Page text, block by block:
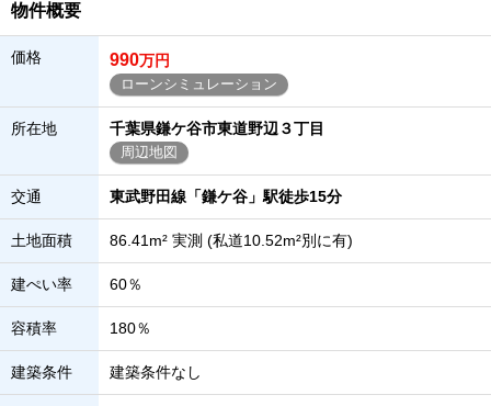
物件概要
価格 990万円
ローンシミュレーション
所在地 千葉県鎌ケ谷市東道野辺３丁目
周辺地図
交通 東武野田線「鎌ケ谷」駅徒歩15分
土地面積 86.41m² 実測 (私道10.52m²別に有)
建ぺい率 60％
容積率 180％
建築条件 建築条件なし